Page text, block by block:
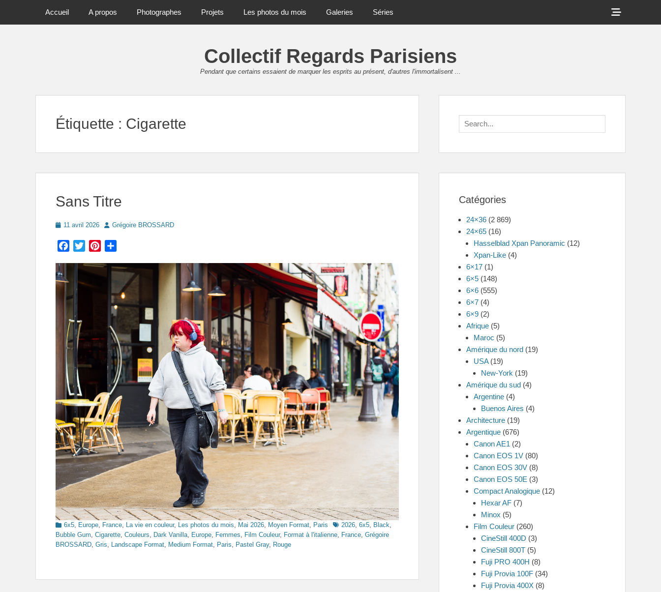
Primary Menu
Accueil A propos Photographes Projets Les photos du mois Galeries Séries
Show
Header
Collectif Regards Parisiens
Pendant que certains essaient de marquer les esprits au présent, d'autres l'immortalisent ...
Étiquette : Cigarette
Sans Titre
Posted
11 avril 2026 Author
Grégoire BROSSARD
Facebook
TwitterPinterest
Categories
6x5 Europe France La vie en couleur, Les photos du mois Mai 2026 Moyen Format Paris Tags2026 6x5 Black
Bubble Gum Cigarette Couleurs Dark Vanilla Europe Femmes Film Couleur, Format à l'italienne France Grégoire
BROSSARD Gris Landscape Format Medium Format Paris Pastel Gray, Rouge
Search
for:
Catégories
24×36 (2 869)
24×65 (16)
Hasselblad Xpan Panoramic (12)
Xpan-Like (4)
6×17 (1)
6×5 (148)
6×6 (555)
6×7 (4)
6×9 (2)
Afrique (5)
Maroc (5)
Amérique du nord (19)
USA(19)
New-York (19)
Amérique du sud (4)
Argentine (4)
Buenos Aires (4)
Architecture (19)
Argentique (676)
Canon AE1 (2)
Canon EOS 1V (80)
Canon EOS 30V (8)
Canon EOS 50E (3)
Compact Analogique (12)
Hexar AF (7)
Minox (5)
Film Couleur (260)
CineStill 400D (3)
CineStill 800T (5)
Fuji PRO 400H (8)
Fuji Provia 100F (34)
Fuji Provia 400X (8)